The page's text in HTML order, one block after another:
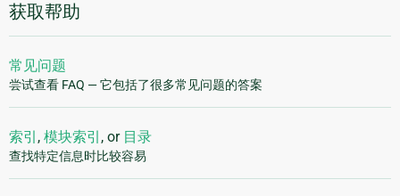
获取帮助
常见问题
尝试查看 FAQ — 它包括了很多常见问题的答案
索引 , 模块索引 , or 目录
查找特定信息时比较容易